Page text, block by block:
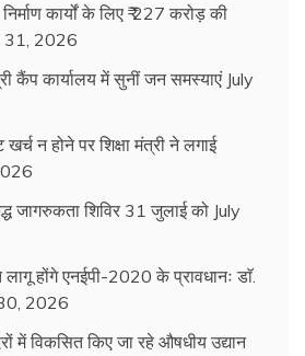
कार्यों के लिए ₹ 227 करोड़ की
31, 2026
कैंप कार्यालय में सुनीं जन समस्याएं July
न होने पर शिक्षा मंत्री ने लगाई
जागरुकता शिविर 31 जुलाई को July
होंगे एनईपी-2020 के प्रावधानः डाॅ.
2026
में विकसित किए जा रहे औषधीय उद्यान